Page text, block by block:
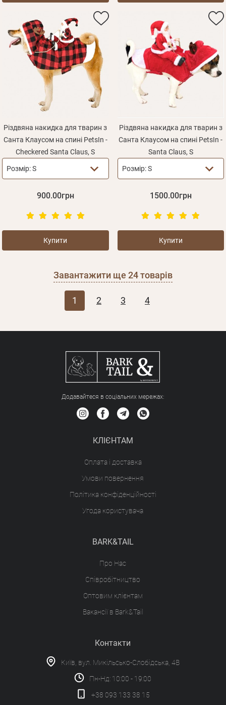
Різдвяна накидка для тварин з
Санта Клаусом на спині PetsIn -
Сheckered Santa Claus, S
Розмір:S
900.00грн
Купити
Різдвяна накидка для тварин з
Санта Клаусом на спині PetsIn -
Santa Claus, S
Розмір:S
1500.00грн
Купити
Завантажити ще 24товарів
1 2 3 4
Додавайтеся в соціальних мережах:
КЛІЄНТАМ
Оплата і доставка
Умови повернення
Політика конфіденційності
Угода користувача
BARK&TAIL
Про Нас
Співробітництво
Оптовим клієнтам
Вакансії в Bark&Tail
Контакти
Київ, вул. Микільсько-Слобідська, 4В
Пн-Нд: 10:00 - 19:00
+38 093 133 38 15